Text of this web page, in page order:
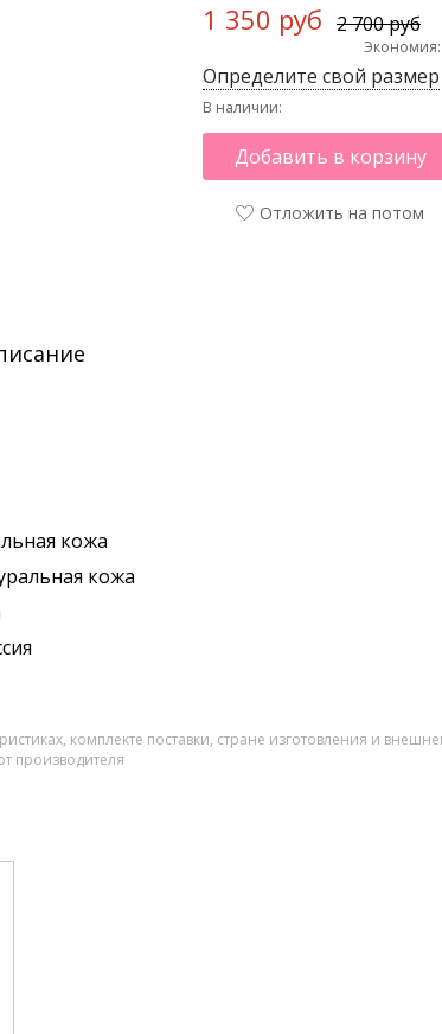
1 350 руб 2 700 руб
Экономия:
Определите свой размер
В наличии:
Добавить в корзину
Отложить на потом
кожа
кожа
комплекте поставки, стране изготовления и
производителя